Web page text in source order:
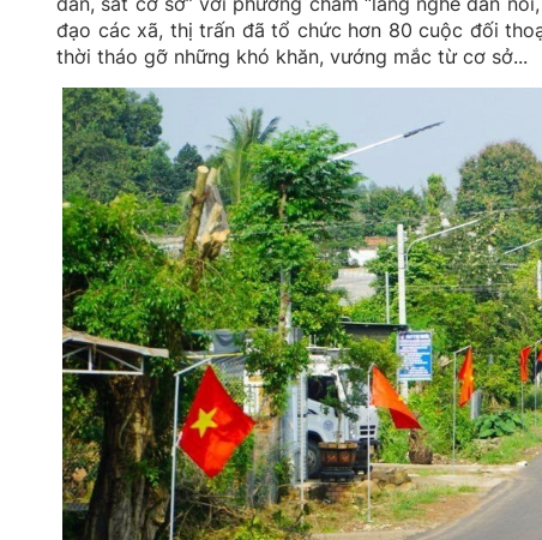
đạo các xã, thị trấn đã tổ chức hơn 80 cuộc đối
thời tháo gỡ những khó khăn, vướng mắc từ cơ sở...